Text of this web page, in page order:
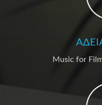
Music for